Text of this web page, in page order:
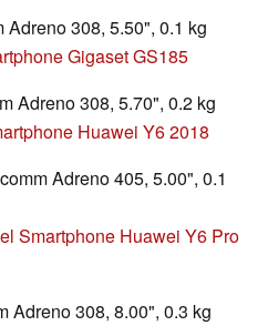
Adreno 308, 5.50", 0.1 kg
Gigaset GS185
Adreno 308, 5.70", 0.2 kg
Huawei Y6 2018
Adreno 405, 5.00", 0.1
Smartphone Huawei Y6 Pro
Adreno 308, 8.00", 0.3 kg